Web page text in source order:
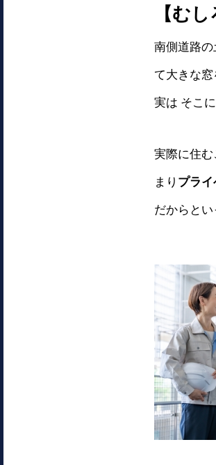
【むし
南側道路
て大きな
実は そこ
実際に住む
まり プラ
だからと